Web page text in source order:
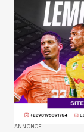
Your E-mail
site
SUBMIT
ANNONCE